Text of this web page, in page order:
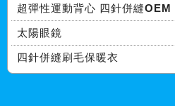
超彈性運動背心 四針併縫OEM
太陽眼鏡
四針併縫刷毛保暖衣